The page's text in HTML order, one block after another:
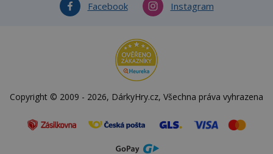
Facebook Instagram
Copyright © 2009 - 2026, DárkyHry.cz, Všechna práva vyhrazena